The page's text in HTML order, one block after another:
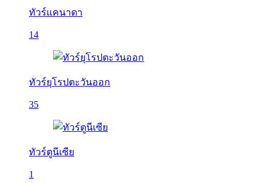
ทัวร์แคนาดา
14
ทัวร์ยุโรปตะวันออก
35
ทัวร์ตูนีเซีย
1